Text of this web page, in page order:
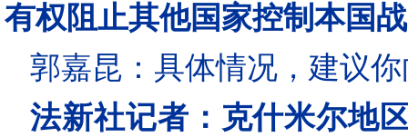
有权阻止其他国家控制本国
郭嘉昆：具体情况，建议
法新社记者：克什米尔地